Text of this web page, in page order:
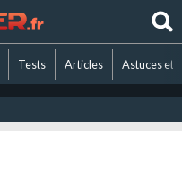
Tests Articles Astuces et